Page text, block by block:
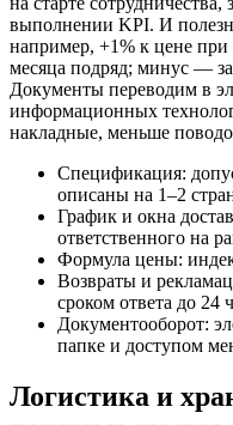
выполнении KPI. И
например, +1% к цене
месяца подряд; минус —
Документы переводим в
информационных
накладные, меньше
Спецификация:
описаны на 1–2
График и окна
ответственного на
Формула цены:
Возвраты и
сроком ответа до 24
Документооборот:
папке и доступом
Логистика и